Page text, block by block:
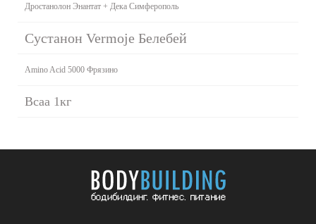
Дростанолон Энантат + Дека Симферополь
Сустанон Vermoje Белебей
Amino Acid 5000 Фрязино
Bcaa 1кг